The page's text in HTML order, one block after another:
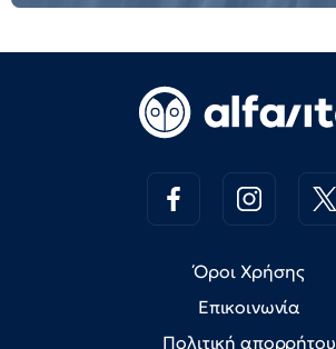
Όροι Χρήσης
Επικοινωνία
Πολιτική απορρήτου